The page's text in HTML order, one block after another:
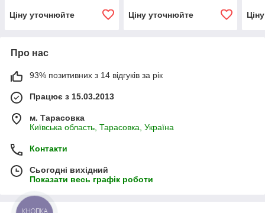
Ціну уточнюйте Ціну уточнюйте
Про нас
93% позитивних з 14 відгуків за рік
Працює з 15.03.2013
м. Тарасовка
Київська область, Тарасовка, Україна
Контакти
Сьогодні вихідний
Показати весь графік роботи